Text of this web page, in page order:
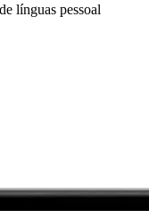
línguas pessoal